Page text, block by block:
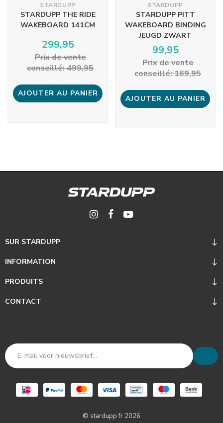
STARDUPP
STARDUPP THE RIDE
WAKEBOARD 141CM
299,95
Prix ​​de vente
conseillé: 499,95
AJOUTER AU PANIER
STARDUPP
STARDUPP PITT
WAKEBOARD BINDING
JEUGD ZWART
99,95
Prix ​​de vente
conseillé: 169,95
AJOUTER AU PANIER
SUR STARDUPP
INFORMATION
PRODUITS
CONTACT
© stardupp.fr 2026